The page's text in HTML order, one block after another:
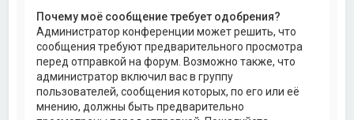
Почему моё сообщение требует одобрения?
Администратор конференции может решить, что
сообщения требуют предварительного просмотра
перед отправкой на форум. Возможно также, что
администратор включил вас в группу
пользователей, сообщения которых, по его или её
мнению, должны быть предварительно